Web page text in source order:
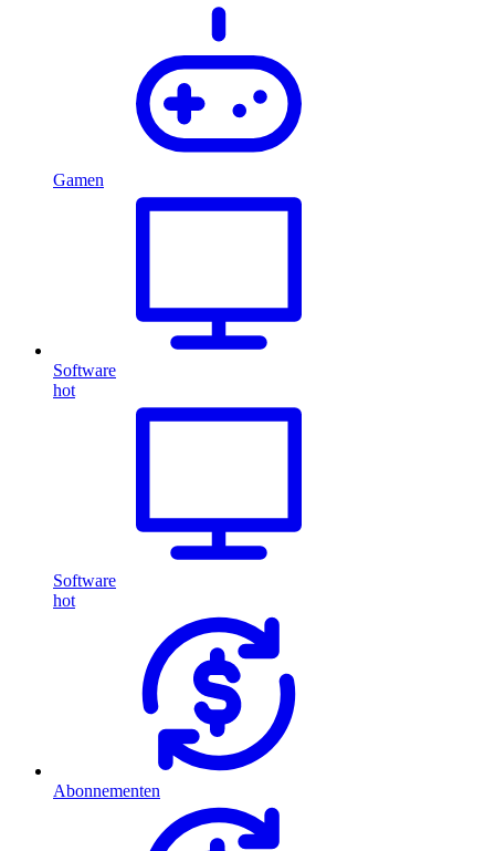
Gamen
Software
hot
Software
hot
Abonnementen